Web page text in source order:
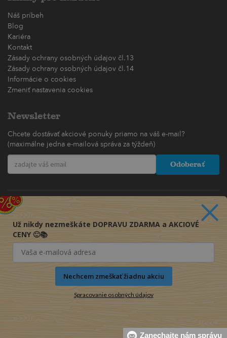
Náš príbeh
Blog
Kariéra
Kontakt
Zásady ochrany osobných údajov čl.13
Zásady ochrany osobných údajov čl.14
Informácie o cookies
Zmeniť nastavenia cookies
Newsletter
Chcete dostávať akciové ponuky priamo na váš e-mail?
(maximálne jedna e-mailová správa za týždeň)
Odoberať
Zanechajte nám správu
Už nikdy nezmeškáte DOPRAVU ZDARMA a AKCIOVÉ
CENY 🙂📚
Nechcem zmeškať žiadnu akciu
Spracovanie osobných údajov